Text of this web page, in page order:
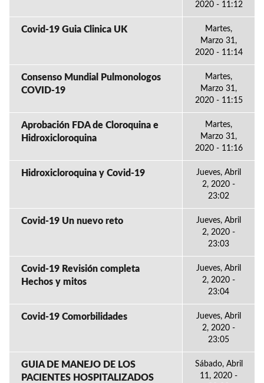
2020 - 11:12
Covid-19 Guia Clinica UK
Martes,
Marzo 31,
2020 - 11:14
Consenso Mundial Pulmonologos
COVID-19
Martes,
Marzo 31,
2020 - 11:15
Aprobación FDA de Cloroquina e
Hidroxicloroquina
Martes,
Marzo 31,
2020 - 11:16
Hidroxicloroquina y Covid-19
Jueves, Abril
2, 2020 -
23:02
Covid-19 Un nuevo reto
Jueves, Abril
2, 2020 -
23:03
Covid-19 Revisión completa
Hechos y mitos
Jueves, Abril
2, 2020 -
23:04
Covid-19 Comorbilidades
Jueves, Abril
2, 2020 -
23:05
GUIA DE MANEJO DE LOS
PACIENTES HOSPITALIZADOS
Sábado, Abril
11, 2020 -